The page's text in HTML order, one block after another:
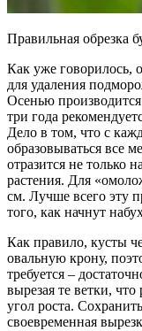
Правильная обрезка
Как уже говорилось,
для удаления
Осенью производится
три года
Дело в том, что с
образовываться все
отразится не только
растения. Для
см. Лучше всего эту
того, как начнут
Как правило, кусты
овальную крону,
требуется –
вырезая те ветки,
угол роста.
своевременная